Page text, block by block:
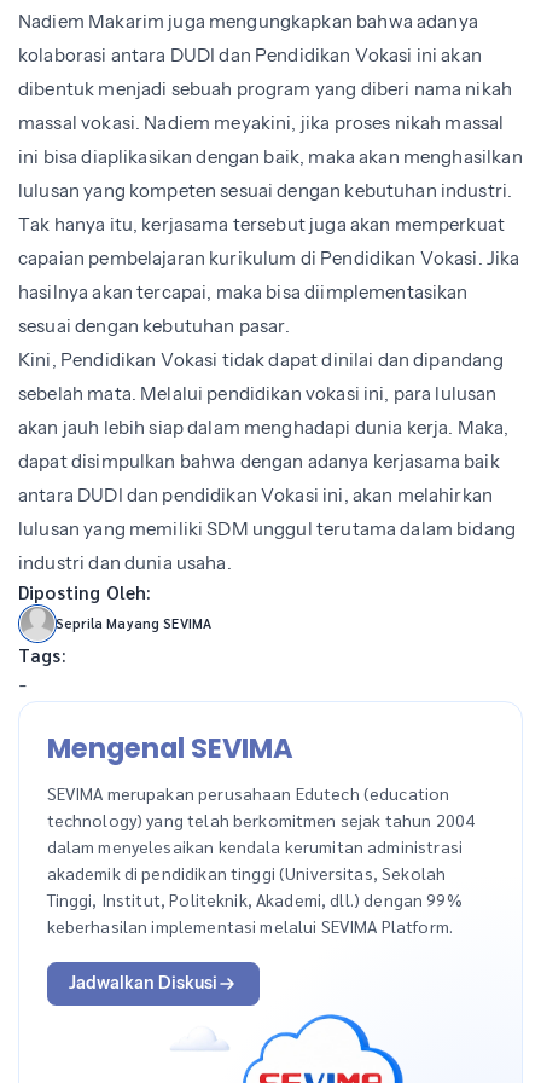
Nadiem Makarim juga mengungkapkan bahwa adanya
kolaborasi antara DUDI dan Pendidikan Vokasi ini akan
dibentuk menjadi sebuah program yang diberi nama nikah
massal vokasi. Nadiem meyakini, jika proses nikah massal
ini bisa diaplikasikan dengan baik, maka akan menghasilkan
lulusan yang kompeten sesuai dengan kebutuhan industri.
Tak hanya itu, kerjasama tersebut juga akan memperkuat
capaian pembelajaran kurikulum di Pendidikan Vokasi. Jika
hasilnya akan tercapai, maka bisa diimplementasikan
sesuai dengan kebutuhan pasar.
Kini, Pendidikan Vokasi tidak dapat dinilai dan dipandang
sebelah mata. Melalui pendidikan vokasi ini, para lulusan
akan jauh lebih siap dalam menghadapi dunia kerja. Maka,
dapat disimpulkan bahwa dengan adanya kerjasama baik
antara DUDI dan pendidikan Vokasi ini, akan melahirkan
lulusan yang memiliki SDM unggul terutama dalam bidang
industri dan dunia usaha.
Diposting Oleh:
Seprila Mayang SEVIMA
Tags:
-
Mengenal SEVIMA
SEVIMA merupakan perusahaan Edutech (education
technology) yang telah berkomitmen sejak tahun 2004
dalam menyelesaikan kendala kerumitan administrasi
akademik di pendidikan tinggi (Universitas, Sekolah
Tinggi, Institut, Politeknik, Akademi, dll.) dengan 99%
keberhasilan implementasi melalui SEVIMA Platform.
Jadwalkan Diskusi